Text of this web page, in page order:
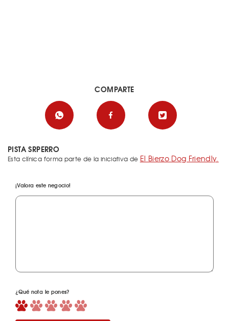
PISTA SRPERRO
Esta clínica forma parte de la iniciativa de El Bierzo Dog Friendly.
¡Valora este negocio!
¿Qué nota le pones?
COMPARTE